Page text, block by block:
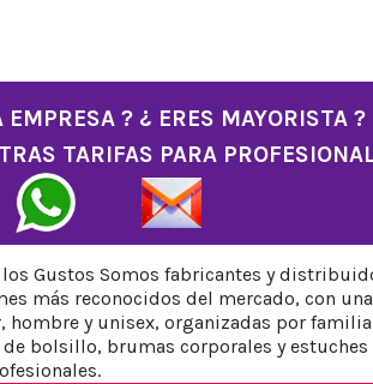
? ¿ ERES MAYORISTA ?
TARIFAS PARA
Gustos Somos fabricantes y
más reconocidos del mercado, con
y unisex, organizadas por
bolsillo, brumas corporales y